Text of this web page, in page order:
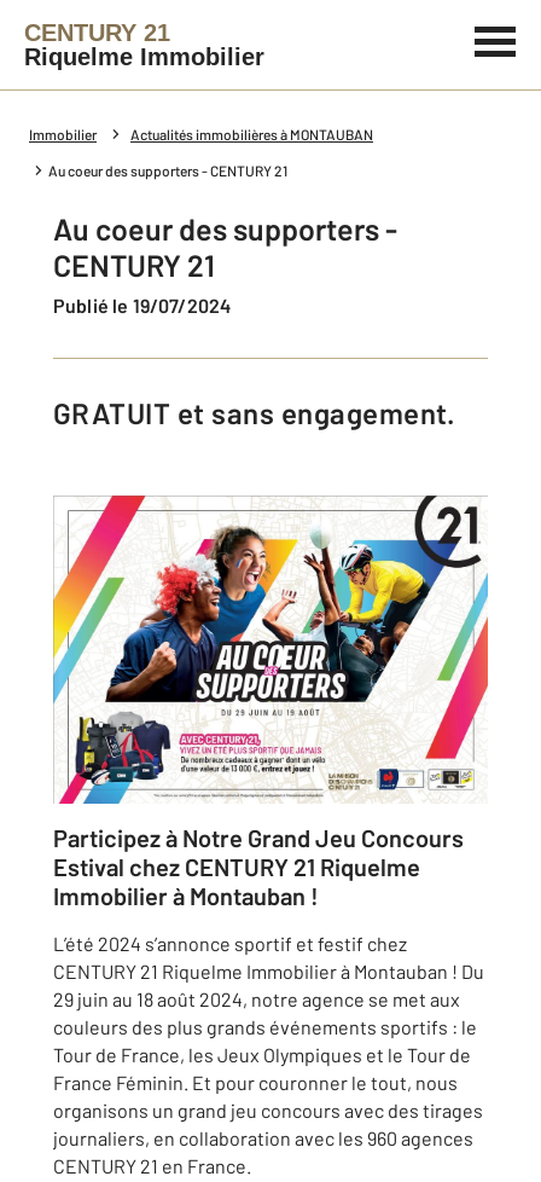
CENTURY 21
Riquelme Immobilier
Immobilier Actualités immobilières à MONTAUBAN
Au coeur des supporters - CENTURY 21
Au coeur des supporters -
CENTURY 21
Publié le 19/07/2024
GRATUIT et sans engagement.
Participez à Notre Grand Jeu Concours
Estival chez CENTURY 21 Riquelme
Immobilier à Montauban !
L’été 2024 s’annonce sportif et festif chez
CENTURY 21 Riquelme Immobilier à Montauban ! Du
29 juin au 18 août 2024, notre agence se met aux
couleurs des plus grands événements sportifs : le
Tour de France, les Jeux Olympiques et le Tour de
France Féminin. Et pour couronner le tout, nous
organisons un grand jeu concours avec des tirages
journaliers, en collaboration avec les 960 agences
CENTURY 21 en France.